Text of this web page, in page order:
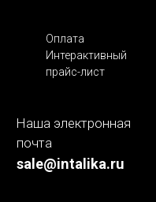
Оплата
Интерактивный
прайс-лист
Наша электронная
почта
sale@intalika.ru